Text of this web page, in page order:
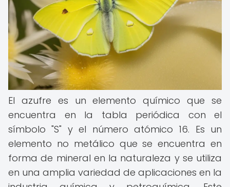
El azufre es un elemento químico que se
encuentra en la tabla periódica con el
símbolo "S" y el número atómico 16. Es un
elemento no metálico que se encuentra en
forma de mineral en la naturaleza y se utiliza
en una amplia variedad de aplicaciones en la